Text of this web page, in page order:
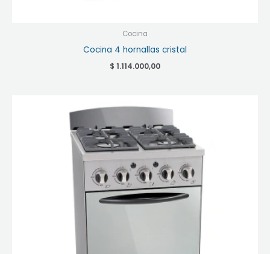
Cocina
Cocina 4 hornallas cristal
$ 1.114.000,00